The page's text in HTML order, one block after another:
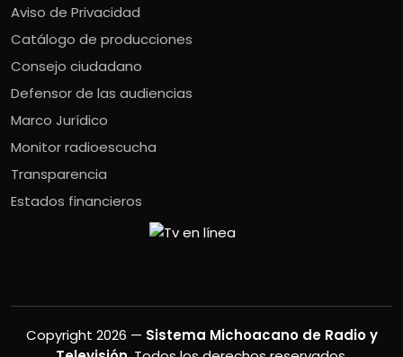
Aviso de Privacidad
Catálogo de producciones
Consejo ciudadano
Defensor de las audiencias
Marco Jurídico
Monitor radioescucha
Transparencia
Estados financieros
Copyright 2026 — Sistema Michoacano de Radio y